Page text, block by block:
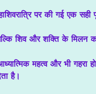
पर की गई एक
शिव और शक्ति के मिलन
आध्यात्मिक महत्व और भी
है।